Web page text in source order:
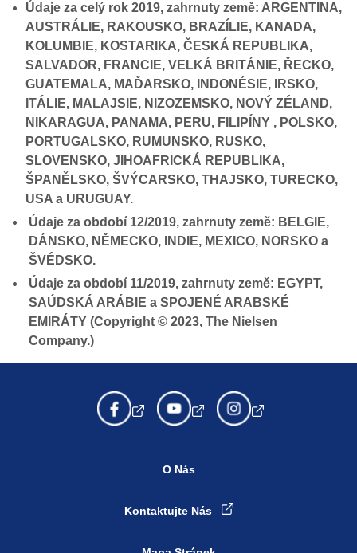
Údaje za celý rok 2019, zahrnuty země: ARGENTINA,
AUSTRÁLIE, RAKOUSKO, BRAZÍLIE, KANADA,
KOLUMBIE, KOSTARIKA, ČESKÁ REPUBLIKA,
SALVADOR, FRANCIE, VELKÁ BRITÁNIE, ŘECKO,
GUATEMALA, MAĎARSKO, INDONÉSIE, IRSKO,
ITÁLIE, MALAJSIE, NIZOZEMSKO, NOVÝ ZÉLAND,
NIKARAGUA, PANAMA, PERU, FILIPÍNY , POLSKO,
PORTUGALSKO, RUMUNSKO, RUSKO,
SLOVENSKO, JIHOAFRICKÁ REPUBLIKA,
ŠPANĚLSKO, ŠVÝCARSKO, THAJSKO, TURECKO,
USA a URUGUAY.
Údaje za období 12/2019, zahrnuty země: BELGIE,
DÁNSKO, NĚMECKO, INDIE, MEXICO, NORSKO a
ŠVÉDSKO.
Údaje za období 11/2019, zahrnuty země: EGYPT,
SAÚDSKÁ ARÁBIE a SPOJENÉ ARABSKÉ
EMIRÁTY (Copyright © 2023, The Nielsen
Company.)
O Nás
Kontaktujte Nás